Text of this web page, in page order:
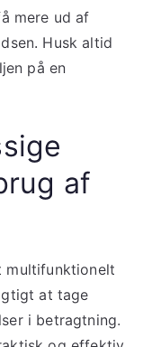
mere ud af
Husk altid
på en
af
multifunktionelt
at tage
i betragtning.